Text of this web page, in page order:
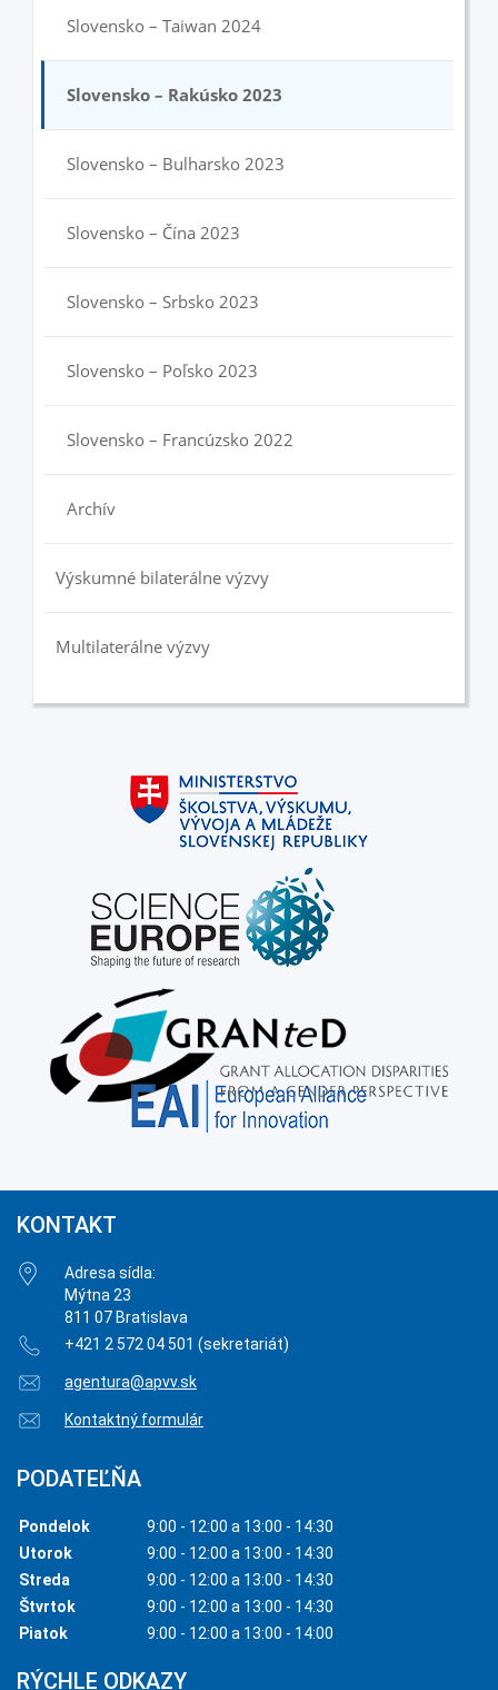
Slovensko – Taiwan 2024
Slovensko – Rakúsko 2023
Slovensko – Bulharsko 2023
Slovensko – Čína 2023
Slovensko – Srbsko 2023
Slovensko – Poľsko 2023
Slovensko – Francúzsko 2022
Archív
Výskumné bilaterálne výzvy
Multilaterálne výzvy
KONTAKT
Adresa sídla:
Mýtna 23
811 07 Bratislava
+421 2 572 04 501 (sekretariát)
agentura@apvv.sk
Kontaktný formulár
PODATEĽŇA
Pondelok
9:00 - 12:00 a 13:00 - 14:30
Utorok
9:00 - 12:00 a 13:00 - 14:30
Streda
9:00 - 12:00 a 13:00 - 14:30
Štvrtok
9:00 - 12:00 a 13:00 - 14:30
Piatok
9:00 - 12:00 a 13:00 - 14:00
RÝCHLE ODKAZY